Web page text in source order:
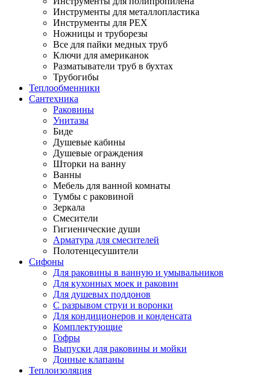
Инструменты для металлопластика
Инструменты для PEX
Ножницы и труборезы
Все для пайки медных труб
Ключи для американок
Разматыватели труб в бухтах
Трубогибы
Теплообменники
Сантехника
Раковины
Унитазы
Биде
Душевые кабины
Душевые ограждения
Шторки на ванну
Ванны
Мебель для ванной комнаты
Тумбы с раковиной
Зеркала
Смесители
Гигиенические души
Арматура для смесителей
Полотенцесушители
Сифоны
Для раковины в ванную и умывальников
Для кухонных моек и раковин
Для душевых поддонов
С разрывом струи и воронки
Для кондиционеров и конденсата
Комплектующие
Гофры
Выпуски для раковины и мойки
Донные клапаны
Теплоизоляция